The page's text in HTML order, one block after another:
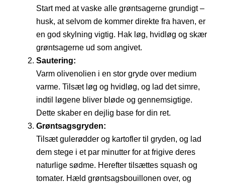
Start med at vaske alle grøntsagerne grundigt –
husk, at selvom de kommer direkte fra haven, er
en god skylning vigtig. Hak løg, hvidløg og skær
grøntsagerne ud som angivet.
Sautering:
Varm olivenolien i en stor gryde over medium
varme. Tilsæt løg og hvidløg, og lad det simre,
indtil løgene bliver bløde og gennemsigtige.
Dette skaber en dejlig base for din ret.
Grøntsagsgryden:
Tilsæt gulerødder og kartofler til gryden, og lad
dem stege i et par minutter for at frigive deres
naturlige sødme. Herefter tilsættes squash og
tomater. Hæld grøntsagsbouillonen over, og